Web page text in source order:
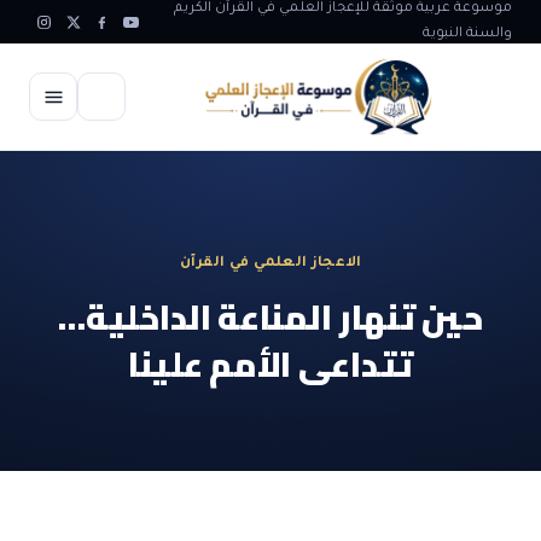
موسوعة عربية موثقة للإعجاز العلمي في القرآن الكريم
والسنة النبوية
الاعجاز الغيبي في القرآن
الاعجاز في علوم الفلك والفضاء
الاعجاز البياني و اللغوي في القرآن
آيات الله في جسم الانسان
الاعجاز العلمي في القرآن
حين تنهار المناعة الداخلية…
تتداعى الأمم علينا